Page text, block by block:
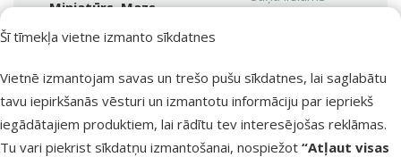
Šī tīmekļa vietne izmanto sīkdatnes
Vietnē izmantojam savas un trešo pušu sīkdatnes, lai saglabātu
tavu iepirkšanās vēsturi un izmantotu informāciju par iepriekš
iegādātajiem produktiem, lai rādītu tev interesējošas reklāmas.
Tu vari piekrist sīkdatņu izmantošanai, nospiežot “Atļaut visas
Miniatūrs, Mazs
Suņa vecums
Materiāls
Silikons
Materiāls
Krāsa
Oranža
Krāsa